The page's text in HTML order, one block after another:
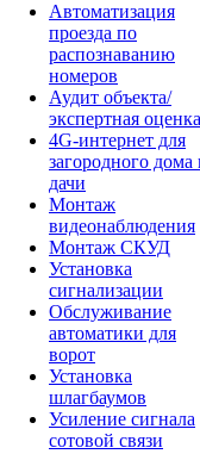
Автоматизация
проезда по
распознаванию
номеров
Аудит объекта/
экспертная оценка
4G-интернет для
загородного дома
дачи
Монтаж
видеонаблюдения
Монтаж СКУД
Установка
сигнализации
Обслуживание
автоматики для
ворот
Установка
шлагбаумов
Усиление сигнала
сотовой связи